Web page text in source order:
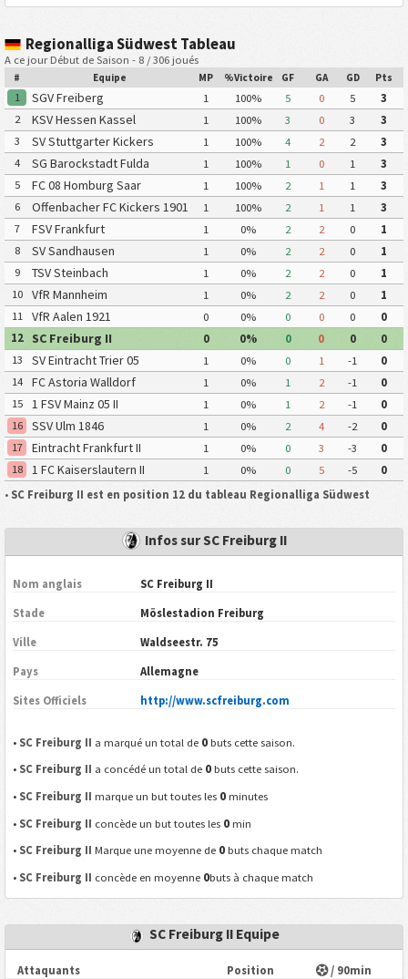
Regionalliga Südwest Tableau
A ce jour Début de Saison - 8 / 306 joués
# Equipe MP %Victoire GF GA GD Pts
1 SGV Freiberg 1 100% 5 0 5
3
2
KSV Hessen Kassel 1 100% 3 0 3
3
3
SV Stuttgarter Kickers 1 100% 4 2 2
3
4
SG Barockstadt Fulda
Lehnerz
1 100% 1 0 1
3
5
FC 08 Homburg Saar 1 100% 2 1 1
3
6
Offenbacher FC Kickers 1901 1 100% 2 1 1
3
7
FSV Frankfurt 1 0% 2 2 0
1
8
SV Sandhausen 1 0% 2 2 0
1
9
TSV Steinbach 1 0% 2 2 0
1
10
VfR Mannheim 1 0% 2 2 0
1
11
VfR Aalen 1921 0 0% 0 0 0
0
12
SC Freiburg II 0 0% 0 0 0
0
13
SV Eintracht Trier 05 1 0% 0 1 -1
0
14
FC Astoria Walldorf 1 0% 1 2 -1
0
15
1 FSV Mainz 05 II 1 0% 1 2 -1
0
16
SSV Ulm 1846 1 0% 2 4 -2
0
17
Eintracht Frankfurt II 1 0% 0 3 -3
0
18
1 FC Kaiserslautern II 1 0% 0 5 -5
0
• SC Freiburg II est en position 12 du tableau Regionalliga Südwest
Infos sur SC Freiburg II
Nom anglais SC Freiburg II
Stade Möslestadion Freiburg
Ville Waldseestr. 75
Pays Allemagne
Sites Officiels http://www.scfreiburg.com
• SC Freiburg II a marqué un total de 0 buts cette saison.
• SC Freiburg II a concédé un total de 0 buts cette saison.
• SC Freiburg II marque un but toutes les 0 minutes
• SC Freiburg II concède un but toutes les 0 min
• SC Freiburg II Marque une moyenne de 0 buts chaque match
• SC Freiburg II concède en moyenne 0buts à chaque match
SC Freiburg II Equipe
Attaquants Position / 90min